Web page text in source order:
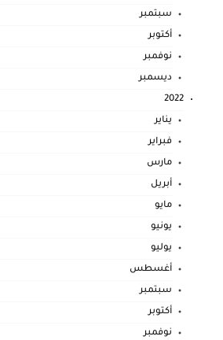
سبتمبر
أكتوبر
نوفمبر
ديسمبر
2022
يناير
فبراير
مارس
أبريل
مايو
يونيو
يوليو
أغسطس
سبتمبر
أكتوبر
نوفمبر